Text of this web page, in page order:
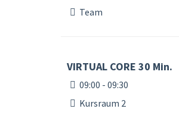
Team
VIRTUAL CORE 30 Min.
09:00 - 09:30
Kursraum 2